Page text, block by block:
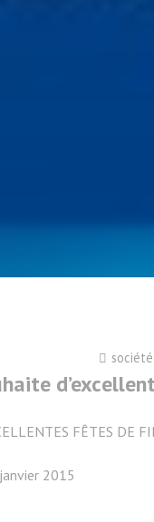
société
FÊTES DE
2015